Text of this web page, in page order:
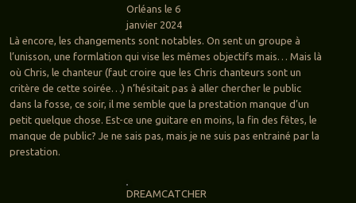
Orléans le 6
janvier 2024
Là encore, les changements sont notables. On sent un groupe à
l’unisson, une formlation qui vise les mêmes objectifs mais… Mais là
où Chris, le chanteur (faut croire que les Chris chanteurs sont un
critère de cette soirée…) n’hésitait pas à aller chercher le public
dans la fosse, ce soir, il me semble que la prestation manque d’un
petit quelque chose. Est-ce une guitare en moins, la fin des fêtes, le
manque de public? Je ne sais pas, mais je ne suis pas entrainé par la
prestation.
DREAMCATCHER